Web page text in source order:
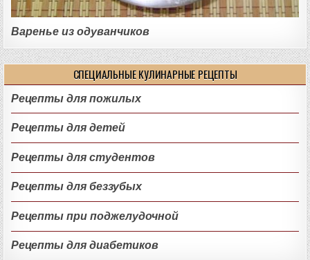
Варенье из одуванчиков
СПЕЦИАЛЬНЫЕ КУЛИНАРНЫЕ РЕЦЕПТЫ
Рецепты для пожилых
Рецепты для детей
Рецепты для студентов
Рецепты для беззубых
Рецепты при поджелудочной
Рецепты для диабетиков